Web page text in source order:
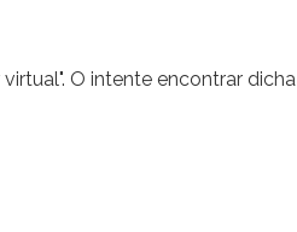
O intente encontrar dicha